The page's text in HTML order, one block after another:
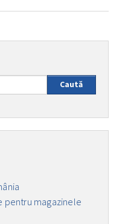
Caută
pentru magazinele